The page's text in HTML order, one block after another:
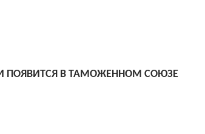
ПОЯВИТСЯ В ТАМОЖЕННОМ СОЮЗЕ